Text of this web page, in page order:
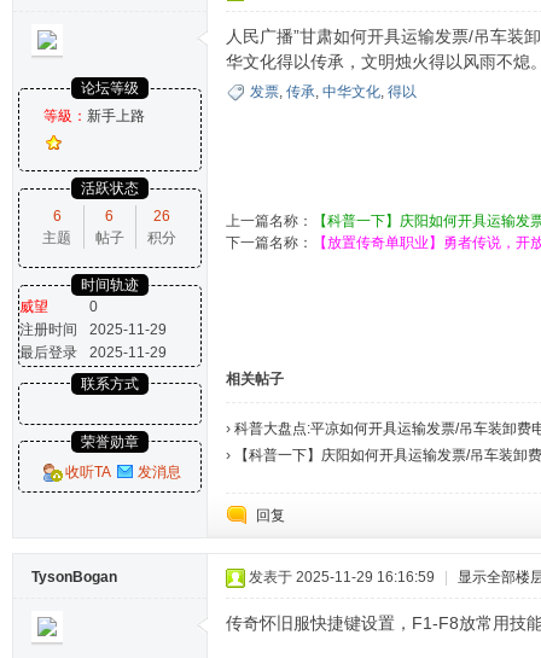
坛
论坛等级
等級： 新手上路
活跃状态
6
主题
6
帖子
26
积分
时间轨迹
威望
0
注册时间
2025-11-29
最后登录
2025-11-29
联系方式
荣誉勋章
收听TA
发消息
人民广播”甘肃如何开具运输发票/吊车
华文化得以传承，文明烛火得以风雨不熄
发票, 传承, 中华文化, 得以
上一篇名称：
【科普一下】庆阳如何开具运输发
下一篇名称：
【放置传奇单职业】勇者传说，开
相关帖子
› 科普大盘点:平凉如何开具运输发票/吊车装卸费
›
【科普一下】庆阳如何开具运输发票/吊车装卸
回复
TysonBogan 发表于 2025-11-29 16:16:59 显示全部楼
传奇怀旧服快捷键设置，F1-F8放常用技